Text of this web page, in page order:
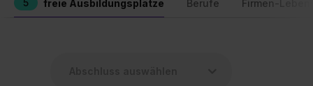
5 freie Ausbildungsplätze Berufe Firmen-